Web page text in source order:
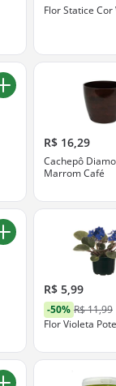
Flor Statice Cor
R$ 16,29
Cachepô
Marrom Café
R$ 5,99
-50% R$ 11,99
Flor Violeta